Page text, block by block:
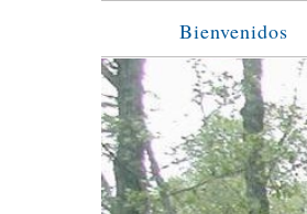
Bienvenidos